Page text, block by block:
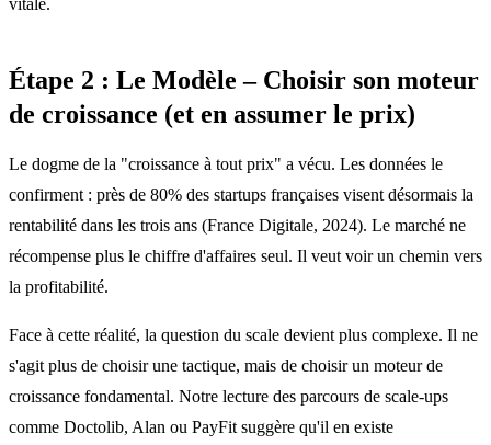
Étape 2 : Le Modèle – Choisir son moteur
de croissance (et en assumer le prix)
Le dogme de la "croissance à tout prix" a vécu. Les données le
confirment : près de 80% des startups françaises visent désormais la
rentabilité dans les trois ans (France Digitale, 2024). Le marché ne
récompense plus le chiffre d'affaires seul. Il veut voir un chemin vers
la profitabilité.
Face à cette réalité, la question du scale devient plus complexe. Il ne
s'agit plus de choisir une tactique, mais de choisir un moteur de
croissance fondamental. Notre lecture des parcours de scale-ups
comme Doctolib, Alan ou PayFit suggère qu'il en existe